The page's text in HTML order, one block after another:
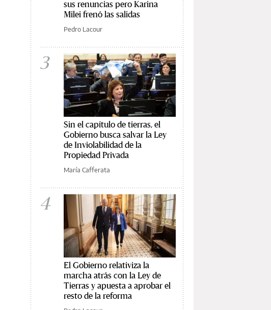
sus renuncias pero Karina
Milei frenó las salidas
Pedro Lacour
3
Sin el capítulo de tierras, el
Gobierno busca salvar la Ley
de Inviolabilidad de la
Propiedad Privada
María Cafferata
4
El Gobierno relativiza la
marcha atrás con la Ley de
Tierras y apuesta a aprobar el
resto de la reforma